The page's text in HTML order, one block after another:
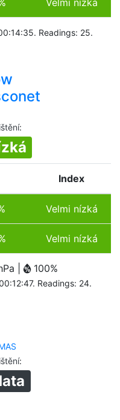
Velmi nízká
Readings: 25.
:
Index
Velmi nízká
Velmi nízká
| 100%
Readings: 24.
: